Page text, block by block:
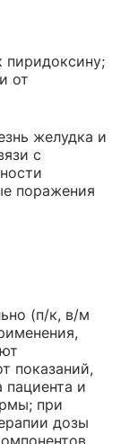
пиридоксину;
от
желудка и
с
поражения
(п/к, в/м
показаний,
пациента и
при
дозы